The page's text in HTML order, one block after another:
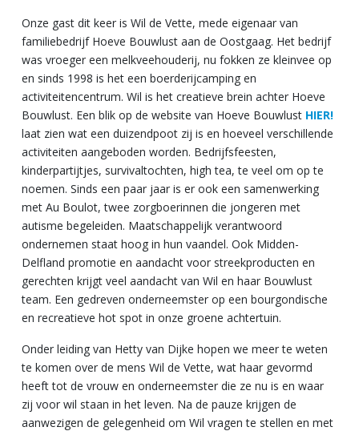
Onze gast dit keer is Wil de Vette, mede eigenaar van
familiebedrijf Hoeve Bouwlust aan de Oostgaag. Het bedrijf
was vroeger een melkveehouderij, nu fokken ze kleinvee op
en sinds 1998 is het een boerderijcamping en
activiteitencentrum. Wil is het creatieve brein achter Hoeve
Bouwlust. Een blik op de website van Hoeve Bouwlust HIER!
laat zien wat een duizendpoot zij is en hoeveel verschillende
activiteiten aangeboden worden. Bedrijfsfeesten,
kinderpartijtjes, survivaltochten, high tea, te veel om op te
noemen. Sinds een paar jaar is er ook een samenwerking
met Au Boulot, twee zorgboerinnen die jongeren met
autisme begeleiden. Maatschappelijk verantwoord
ondernemen staat hoog in hun vaandel. Ook Midden-
Delfland promotie en aandacht voor streekproducten en
gerechten krijgt veel aandacht van Wil en haar Bouwlust
team. Een gedreven onderneemster op een bourgondische
en recreatieve hot spot in onze groene achtertuin.
Onder leiding van Hetty van Dijke hopen we meer te weten
te komen over de mens Wil de Vette, wat haar gevormd
heeft tot de vrouw en onderneemster die ze nu is en waar
zij voor wil staan in het leven. Na de pauze krijgen de
aanwezigen de gelegenheid om Wil vragen te stellen en met